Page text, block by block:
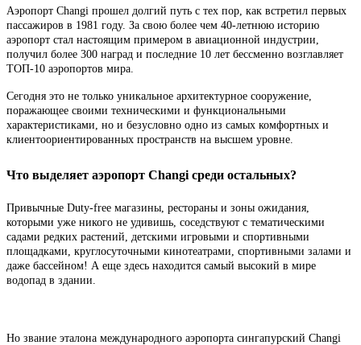
Аэропорт Changi прошел долгий путь с тех пор, как встретил первых
пассажиров в 1981 году. За свою более чем 40-летнюю историю
аэропорт стал настоящим примером в авиационной индустрии,
получил более 300 наград и последние 10 лет бессменно возглавляет
ТОП-10 аэропортов мира.
Сегодня это не только уникальное архитектурное сооружение,
поражающее своими техническими и функциональными
характеристиками, но и безусловно одно из самых комфортных и
клиентоориентированных пространств на высшем уровне.
Что выделяет аэропорт Changi среди остальных?
Привычные Duty-free магазины, рестораны и зоны ожидания,
которыми уже никого не удивишь, соседствуют с тематическими
садами редких растений, детскими игровыми и спортивными
площадками, круглосуточными кинотеатрами, спортивными залами и
даже бассейном! А еще здесь находится самый высокий в мире
водопад в здании.
Но звание эталона международного аэропорта сингапурский Changi